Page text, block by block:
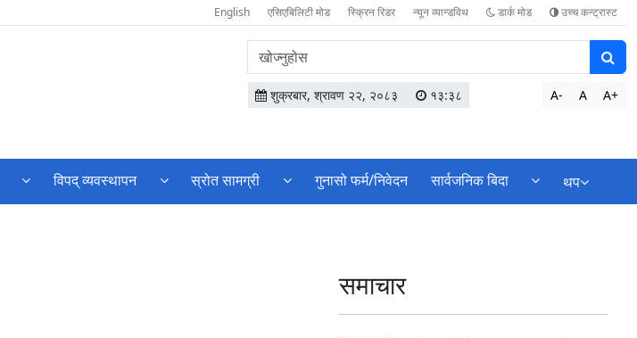
English एसिएबिलिटी मोड स्क्रिन रिडर न्यून व्यान्डविथ डार्क मोड उच्च कन्ट्रास्ट
वेबसाइटमा
सामग्री
खोज्नुहोस
शुक्रबार, श्रावण २२, २०८३ १३:३८ A- A A+
विपद् व्यवस्थापन स्रोत सामग्री गुनासो फर्म/निवेदन सार्वजनिक बिदा थप
समाचार